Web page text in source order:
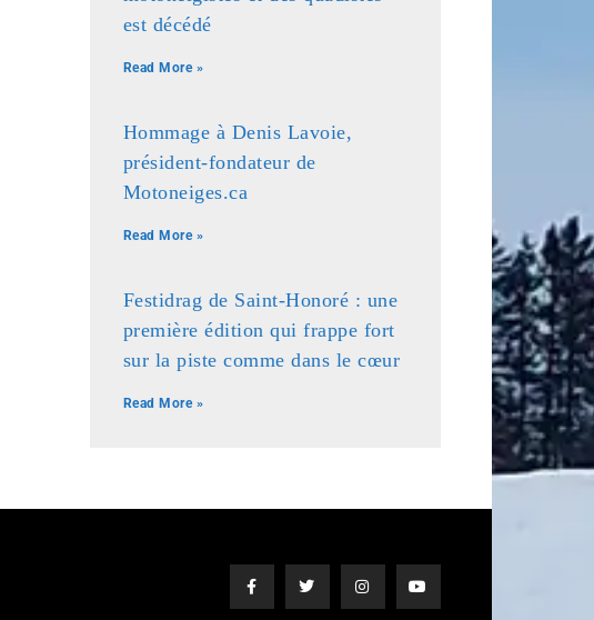
est décédé
Read More »
Hommage à Denis Lavoie,
président-fondateur de
Motoneiges.ca
Read More »
Festidrag de Saint-Honoré : une
première édition qui frappe fort
sur la piste comme dans le cœur
Read More »